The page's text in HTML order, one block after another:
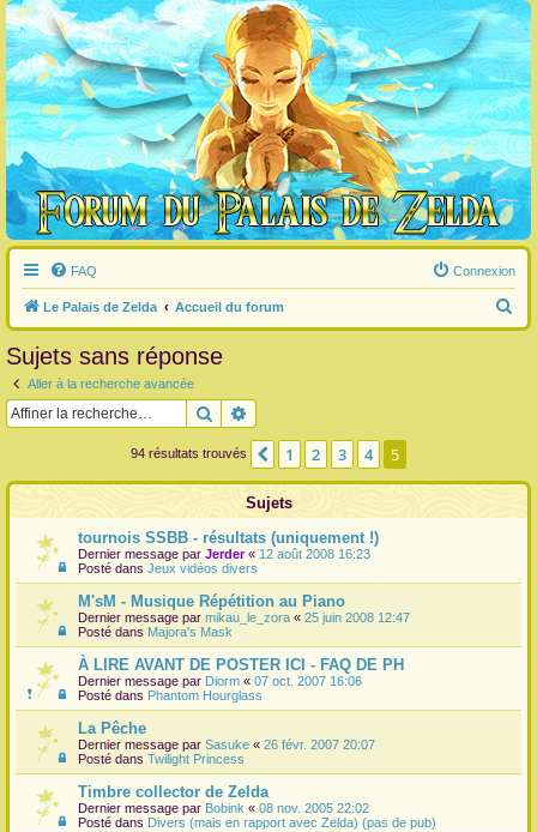
FAQ Connexion
Le Palais de Zelda Accueil du forum
e
c
Sujets sans réponse
Aller à la recherche avancée
Rechercher
94 résultats trouvés Précédente
1 2 3 4 5
Sujets
tournois SSBB - résultats (uniquement !)
Dernier message par Jerder« 12 août 2008 16:23
Posté dans Jeux vidéos divers
M'sM - Musique Répétition au Piano
Dernier message par mikau_le_zora « 25 juin 2008 12:47
Posté dans Majora's Mask
À LIRE AVANT DE POSTER ICI - FAQ DE PH
Dernier message par Diorm « 07 oct. 2007 16:06
Posté dans Phantom Hourglass
La Pêche
Dernier message par Sasuke « 26 févr. 2007 20:07
Posté dans Twilight Princess
Timbre collector de Zelda
Dernier message par Bobink « 08 nov. 2005 22:02
Posté dans Divers (mais en rapport avec Zelda) (pas de pub)